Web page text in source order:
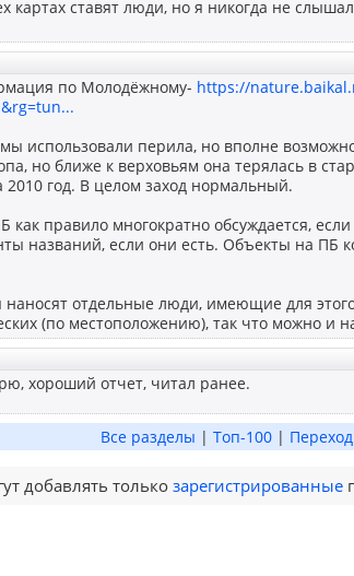
картах ставят люди, но я никогда не
по Молодёжному- https://
использовали перила, но вполне
но ближе к верховьям она терялась в
год. В целом заход нормальный.
правило многократно обсуждается,
названий, если они есть. Объекты на ПБ
наносят отдельные люди, имеющие для
(по местоположению), так что можно и
хороший отчет, читал ранее.
Все разделы | Топ-100 |
добавлять только зарегистрированные